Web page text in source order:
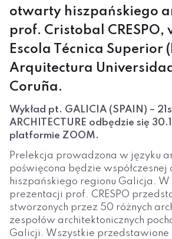
otwarty hiszpańskiego
prof. Cristobal CRESPO,
Escola Técnica Superior
Arquitectura
Coruña.
Wykład pt. GALICIA (SPAIN) –
ARCHITECTURE odbędzie się
platformie ZOOM.
Prelekcja prowadzona w języku
poświęcona będzie współczesnej
hiszpańskiego regionu Galicja. W
prezentacji prof. CRESPO
stworzonych przez 50 różnych
zespołów architektonicznych
Galicji. Wszystkie przedstawione